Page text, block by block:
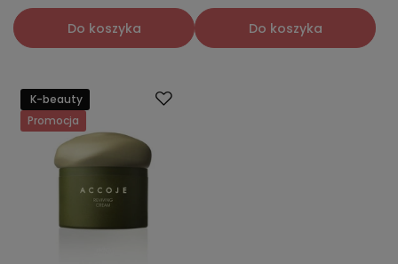
Do koszyka Do koszyka
K-beauty
Promocja